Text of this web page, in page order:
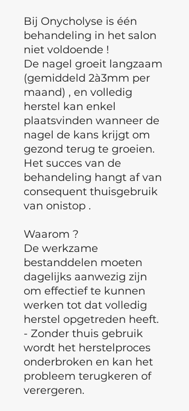
Bij Onycholyse is één
behandeling in het salon
niet voldoende !
De nagel groeit langzaam
(gemiddeld 2à3mm per
maand) , en volledig
herstel kan enkel
plaatsvinden wanneer de
nagel de kans krijgt om
gezond terug te groeien.
Het succes van de
behandeling hangt af van
consequent thuisgebruik
van onistop .
Waarom ?
De werkzame
bestanddelen moeten
dagelijks aanwezig zijn
om effectief te kunnen
werken tot dat volledig
herstel opgetreden heeft.
- Zonder thuis gebruik
wordt het herstelproces
onderbroken en kan het
probleem terugkeren of
verergeren.